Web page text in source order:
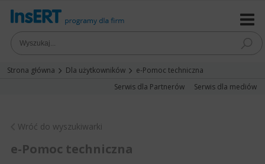
Strona główna Dla użytkowników
e-Pomoc techniczna
Serwis dla Partnerów
Serwis dla mediów
Wróć do wyszukiwarki
e-Pomoc techniczna